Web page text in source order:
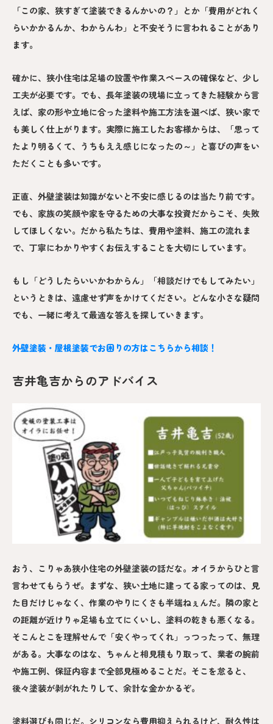
「この家、狭すぎて塗装できるんかいの？」とか「費用がどれく
らいかかるんか、わからんわ」と不安そうに言われることがあり
ます。
確かに、狭小住宅は足場の設置や作業スペースの確保など、少し
工夫が必要です。でも、長年塗装の現場に立ってきた経験から言
えば、家の形や立地に合った塗料や施工方法を選べば、狭い家で
も美しく仕上がります。実際に施工したお客様からは、「思って
たより明るくて、うちもええ感じになったの～」と喜びの声をい
ただくことも多いです。
正直、外壁塗装は知識がないと不安に感じるのは当たり前です。
でも、家族の笑顔や家を守るための大事な投資だからこそ、失敗
してほしくない。だから私たちは、費用や塗料、施工の流れま
で、丁寧にわかりやすくお伝えすることを大切にしています。
もし「どうしたらいいかわからん」「相談だけでもしてみたい」
というときは、遠慮せず声をかけてください。どんな小さな疑問
でも、一緒に考えて最適な答えを探していきます。
外壁塗装・屋根塗装でお困りの方はこちらから相談！
吉井亀吉からのアドバイス
おう、こりゃあ狭小住宅の外壁塗装の話だな。オイラからひと言
言わせてもらうぜ。まずな、狭い土地に建ってる家ってのは、見
た目だけじゃなく、作業のやりにくさも半端ねぇんだ。隣の家と
の距離が近けりゃ足場も立てにくいし、塗料の乾きも悪くなる。
そこんとこを理解せんで「安くやってくれ」っつったって、無理
がある。大事なのはな、ちゃんと相見積もり取って、業者の腕前
や施工例、保証内容まで全部見極めることだ。そこを怠ると、
後々塗装が剥がれたりして、余計な金かかるぞ。
塗料選びも同じだ。シリコンなら費用抑えられるけど、耐久性は